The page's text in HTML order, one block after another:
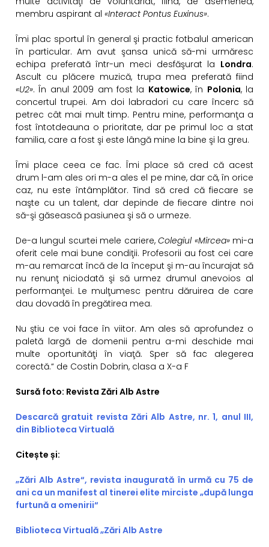
membru aspirant al «Interact Pontus Euxinus».
Îmi plac sportul în general şi practic fotbalul american
în particular. Am avut şansa unică să-mi urmăresc
echipa preferată într-un meci desfăşurat la Londra.
Ascult cu plăcere muzică, trupa mea preferată fiind
«U2». În anul 2009 am fost la Katowice, în Polonia, la
concertul trupei. Am doi labradori cu care încerc să
petrec cât mai mult timp. Pentru mine, performanţa a
fost întotdeauna o prioritate, dar pe primul loc a stat
familia, care a fost şi este lângă mine la bine şi la greu.
Îmi place ceea ce fac. Îmi place să cred că acest
drum l-am ales ori m-a ales el pe mine, dar că, în orice
caz, nu este întâmplător. Tind să cred că fiecare se
naşte cu un talent, dar depinde de fiecare dintre noi
să-şi găsească pasiunea şi să o urmeze.
De-a lungul scurtei mele cariere,Colegiul «Mircea»mi-a
oferit cele mai bune condiţii. Profesorii au fost cei care
m-au remarcat încă de la început şi m-au încurajat să
nu renunţ niciodată şi să urmez drumul anevoios al
performanţei. Le mulţumesc pentru dăruirea de care
dau dovadă în pregătirea mea.
Nu ştiu ce voi face în viitor. Am ales să aprofundez o
paletă largă de domenii pentru a-mi deschide mai
multe oportunităţi în viaţă. Sper să fac alegerea
corectă.“ de Costin Dobrin, clasa a X-a F
Sursă foto: Revista Zări Alb Astre
Descarcă gratuit revista Zări Alb Astre, nr. 1, anul III,
din Biblioteca Virtuală
Citește și:
„Zări Alb Astre“, revista inaugurată în urmă cu 75 de
ani ca un manifest al tinerei elite mirciste „după lunga
furtună a omenirii“
Biblioteca Virtuală „Zări Alb Astre